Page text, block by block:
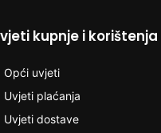
kupnje i korištenja
Opći uvjeti
Uvjeti plaćanja
Uvjeti dostave